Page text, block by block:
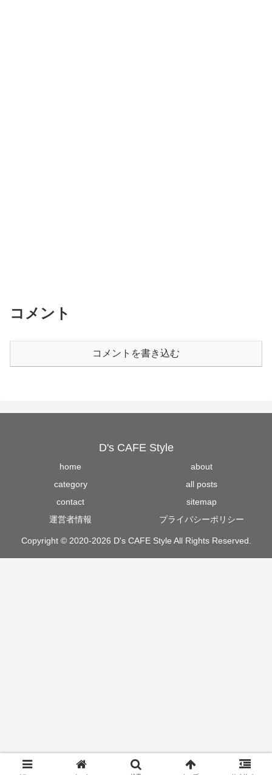
コメント
コメントを書き込む
D's CAFE Style
home
about
category
all posts
contact
sitemap
運営者情報
プライバシーポリシー
Copyright © 2020-2026 D's CAFE Style All Rights Reserved.